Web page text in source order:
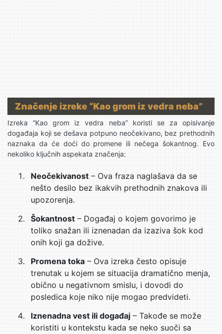
Značenje izreke “Kao grom iz vedra neba”
Izreka “Kao grom iz vedra neba” koristi se za opisivanje
događaja koji se dešava potpuno neočekivano, bez prethodnih
naznaka da će doći do promene ili nečega šokantnog. Evo
nekoliko ključnih aspekata značenja:
Neočekivanost– Ova fraza naglašava da se
nešto desilo bez ikakvih prethodnih znakova ili
upozorenja.
Šokantnost – Događaj o kojem govorimo je
toliko snažan ili iznenadan da izaziva šok kod
onih koji ga dožive.
Promena toka– Ova izreka često opisuje
trenutak u kojem se situacija dramatično menja,
obično u negativnom smislu, i dovodi do
posledica koje niko nije mogao predvideti.
Iznenadna vest ili događaj – Takođe se može
koristiti u kontekstu kada se neko suoči sa